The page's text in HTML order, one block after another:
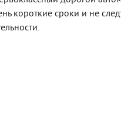
короткие сроки и не